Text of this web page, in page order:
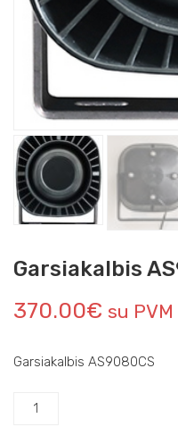
Garsiakalbis
370.00€ su PVM
Garsiakalbis AS9080CS